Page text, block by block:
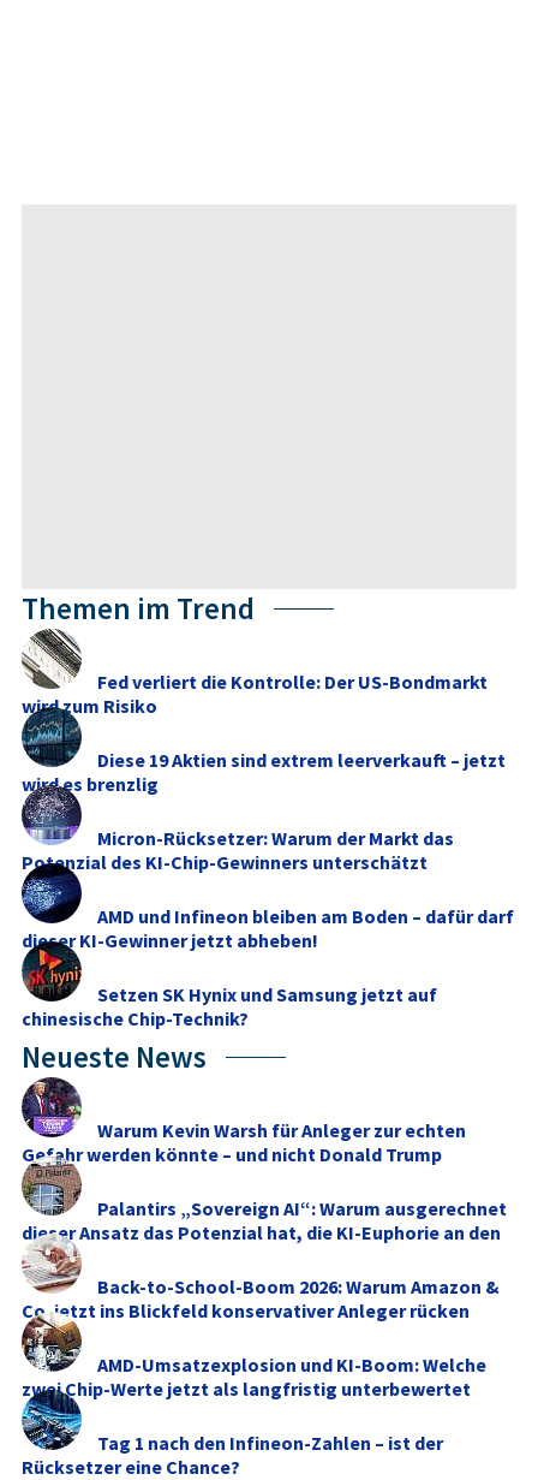
Themen im Trend
Fed verliert die Kontrolle: Der US-Bondmarkt
wird zum Risiko
Diese 19 Aktien sind extrem leerverkauft – jetzt
wird es brenzlig
Micron-Rücksetzer: Warum der Markt das
Potenzial des KI-Chip-Gewinners unterschätzt
AMD und Infineon bleiben am Boden – dafür darf
dieser KI-Gewinner jetzt abheben!
Setzen SK Hynix und Samsung jetzt auf
chinesische Chip-Technik?
Neueste News
Warum Kevin Warsh für Anleger zur echten
Gefahr werden könnte – und nicht Donald Trump
Palantirs „Sovereign AI“: Warum ausgerechnet
dieser Ansatz das Potenzial hat, die KI-Euphorie an den
...
Back-to-School-Boom 2026: Warum Amazon &
Co. jetzt ins Blickfeld konservativer Anleger rücken
AMD-Umsatzexplosion und KI-Boom: Welche
zwei Chip-Werte jetzt als langfristig unterbewertet
gelten
Tag 1 nach den Infineon-Zahlen – ist der
Rücksetzer eine Chance?